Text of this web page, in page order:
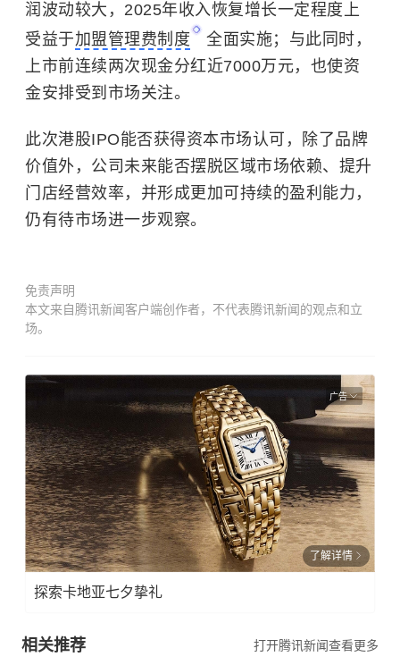
润波动较大，2025年收入恢复增长一定程度上
受益于加盟管理费制度
全面实施；与此同时，
上市前连续两次现金分红近7000万元，也使资
金安排受到市场关注。
此次港股IPO能否获得资本市场认可，除了品牌
价值外，公司未来能否摆脱区域市场依赖、提升
门店经营效率，并形成更加可持续的盈利能力，
仍有待市场进一步观察。
免责声明
本文来自腾讯新闻客户端创作者，不代表腾讯新闻的观点和立
场。
广告
了解详情
探索卡地亚七夕挚礼
相关推荐 打开腾讯新闻查看更多